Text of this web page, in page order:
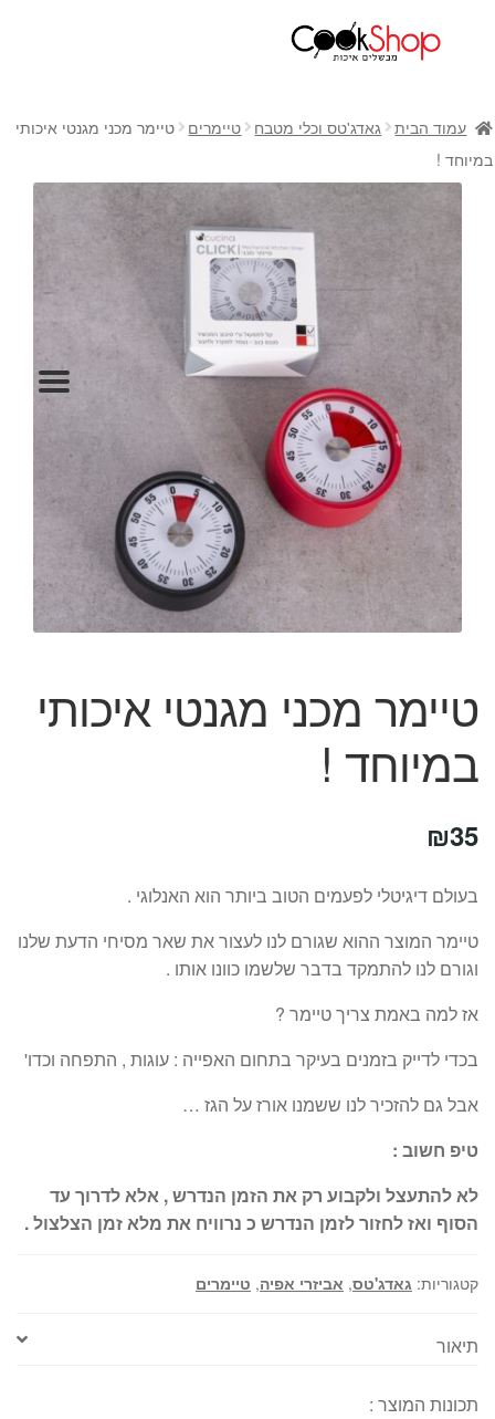
חנות
כלי בישול
סירים
גאדג'טס וכלי מטבח
אחסון למטבח
סכינים
אפייה
קפה ותה
גיפט קארד
כלי בית
המותגים שלנו
חגים
מתנות לחנוכת בית
מתנות למטבח
מתכונים שלכם
תשלום
עמוד הבית גאדג'טס וכלי מטבח טיימרים
טיימר מכני מגנטי איכותי
במיוחד !
טיימר מכני מגנטי איכותי
במיוחד !
₪35
בעולם דיגיטלי לפעמים הטוב ביותר הוא האנלוגי .
טיימר המוצר ההוא שגורם לנו לעצור את שאר מסיחי הדעת שלנו
וגורם לנו להתמקד בדבר שלשמו כוונו אותו .
אז למה באמת צריך טיימר ?
בכדי לדייק בזמנים בעיקר בתחום האפייה : עוגות , התפחה וכדו'
אבל גם להזכיר לנו ששמנו אורז על הגז …
טיפ חשוב :
לא להתעצל ולקבוע רק את הזמן הנדרש , אלא לדרוך עד
הסוף ואז לחזור לזמן הנדרש כ נרוויח את מלא זמן הצלצול .
קטגוריות: גאדג'טס, אביזרי אפיה, טיימרים
תיאור
תכונות המוצר :